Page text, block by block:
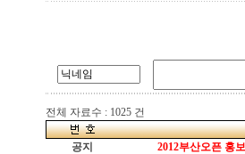
전체 자료수 : 1025 건
공지
2012부산오픈 홍